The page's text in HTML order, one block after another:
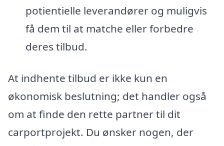
potientielle leverandører og muligvis
få dem til at matche eller forbedre
deres tilbud.
At indhente tilbud er ikke kun en
økonomisk beslutning; det handler også
om at finde den rette partner til dit
carportprojekt. Du ønsker nogen, der